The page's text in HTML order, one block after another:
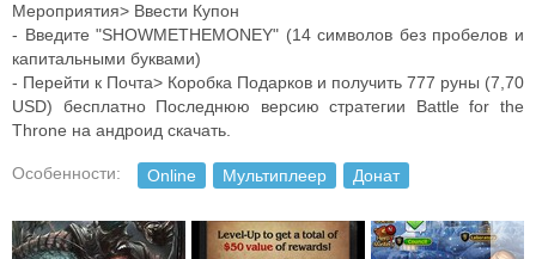
Мероприятия> Ввести Купон
- Введите "SHOWMETHEMONEY" (14 символов без пробелов и
капитальными буквами)
- Перейти к Почта> Коробка Подарков и получить 777 руны (7,70
USD) бесплатноПоследнюю версию стратегии Battle for the
Throne на андроид скачать.
Особенности: Online Мультиплеер Донат